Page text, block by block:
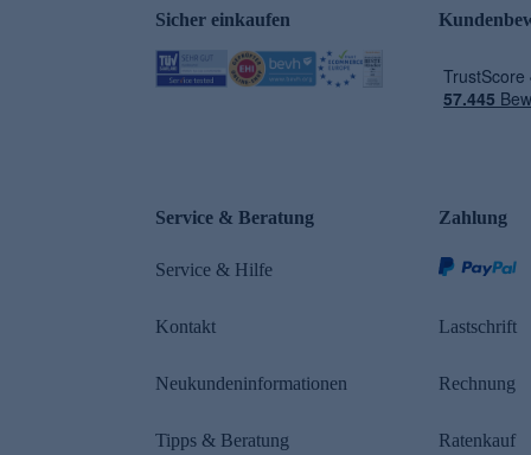
Sicher einkaufen
Service & Beratung
Service & Hilfe
Kontakt
Neukundeninformationen
Tipps & Beratung
Zahlung
Lastschrift
Rechnung
Ratenkauf